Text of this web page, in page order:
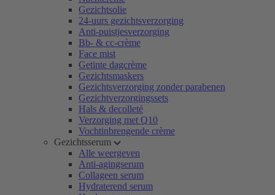
Gezichtsolie
24-uurs gezichtsverzorging
Anti-puistjesverzorging
Bb- & cc-crème
Face mist
Getinte dagcrème
Gezichtsmaskers
Gezichtsverzorging zonder parabenen
Gezichtverzorgingssets
Hals & decolleté
Verzorging met Q10
Vochtinbrengende crème
Gezichtsserum
Alle weergeven
Anti-agingserum
Collageen serum
Hydraterend serum